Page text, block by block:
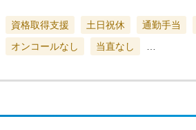
資格取得支援 土日祝休 通勤手当
オンコールなし
当直なし